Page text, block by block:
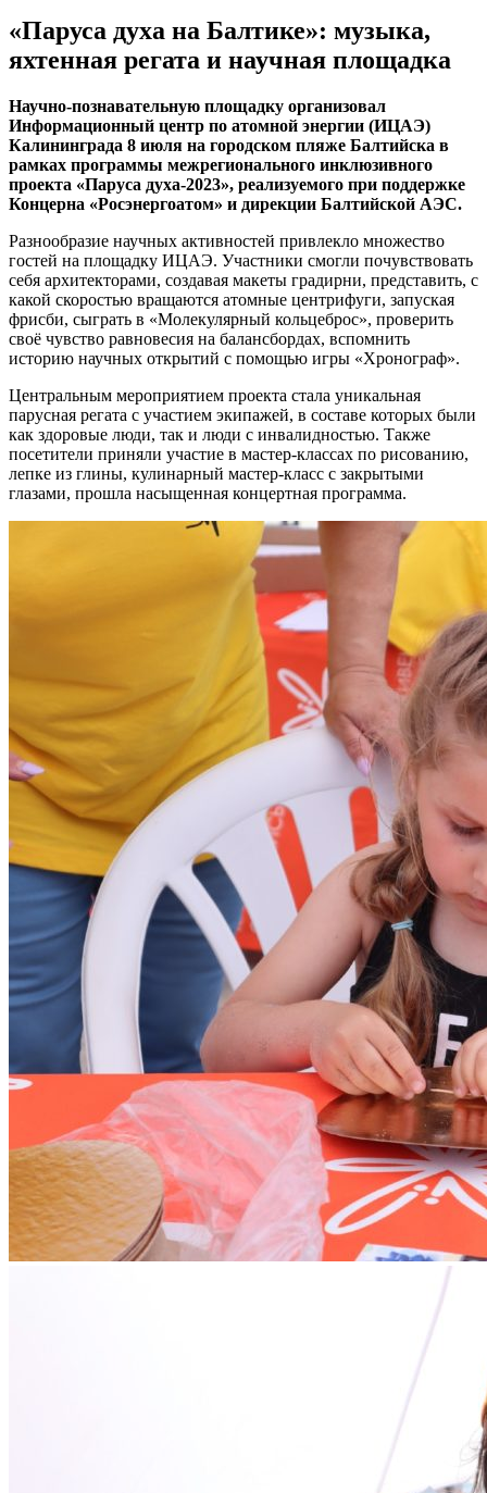
«Паруса духа на Балтике»: музыка,
яхтенная регата и научная площадка
Научно-познавательную площадку организовал
Информационный центр по атомной энергии (ИЦАЭ)
Калининграда 8 июля на городском пляже Балтийска в
рамках программы межрегионального инклюзивного
проекта «Паруса духа-2023», реализуемого при поддержке
Концерна «Росэнергоатом» и дирекции Балтийской АЭС.
Разнообразие научных активностей привлекло множество
гостей на площадку ИЦАЭ. Участники смогли почувствовать
себя архитекторами, создавая макеты градирни, представить, с
какой скоростью вращаются атомные центрифуги, запуская
фрисби, сыграть в «Молекулярный кольцеброс», проверить
своё чувство равновесия на балансбордах, вспомнить
историю научных открытий с помощью игры «Хронограф».
Центральным мероприятием проекта стала уникальная
парусная регата с участием экипажей, в составе которых были
как здоровые люди, так и люди с инвалидностью. Также
посетители приняли участие в мастер-классах по рисованию,
лепке из глины, кулинарный мастер-класс с закрытыми
глазами, прошла насыщенная концертная программа.